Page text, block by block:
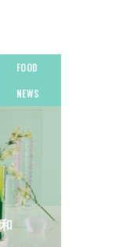
FOOD
NEWS